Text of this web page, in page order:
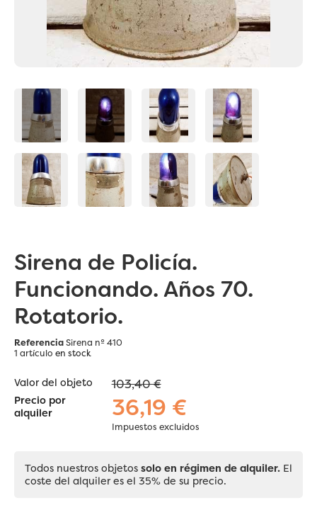
Sirena de Policía.
Funcionando. Años 70.
Rotatorio.
ReferenciaSirena nº 410
1 artículo en stock
Valor del objeto 103,40 €
Precio por
alquiler
36,19 €
Impuestos excluidos
Todos nuestros objetos solo en régimen de alquiler. El
coste del alquiler es el 35% de su precio.